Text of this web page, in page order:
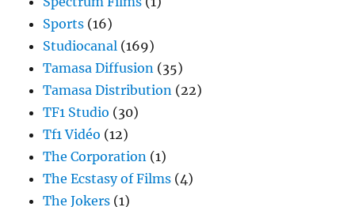
Sports (16)
Studiocanal (169)
Tamasa Diffusion (35)
Tamasa Distribution (22)
TF1 Studio (30)
Tf1 Vidéo (12)
The Corporation (1)
The Ecstasy of Films (4)
The Jokers (1)